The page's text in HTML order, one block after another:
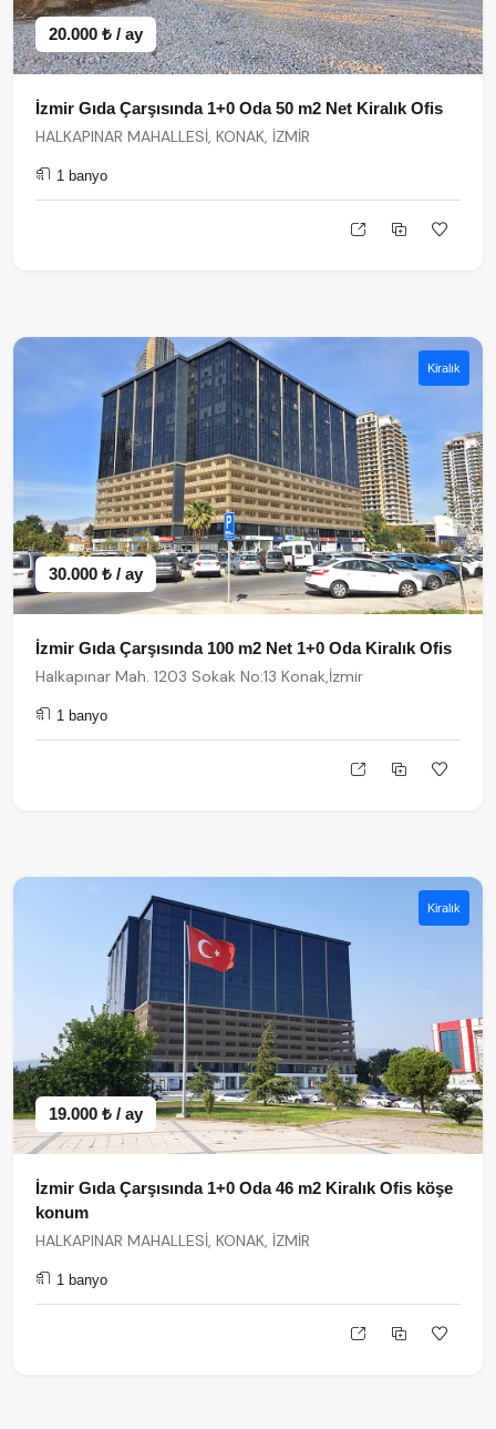
20.000 ₺ / ay
İzmir Gıda Çarşısında 1+0 Oda 50 m2 Net Kiralık Ofis
HALKAPINAR MAHALLESİ, KONAK, İZMİR
1 banyo
Kiralık
30.000 ₺ / ay
İzmir Gıda Çarşısında 100 m2 Net 1+0 Oda Kiralık Ofis
Halkapınar Mah. 1203 Sokak No:13 Konak,İzmir
1 banyo
Kiralık
19.000 ₺ / ay
İzmir Gıda Çarşısında 1+0 Oda 46 m2 Kiralık Ofis köşe
konum
HALKAPINAR MAHALLESİ, KONAK, İZMİR
1 banyo